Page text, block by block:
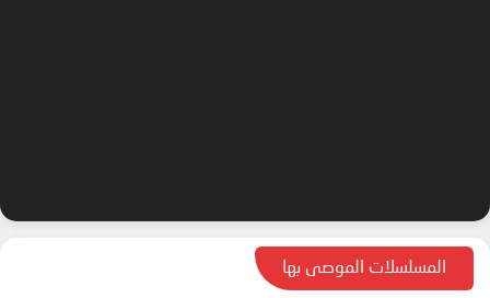
المسلسلات الموصى بها